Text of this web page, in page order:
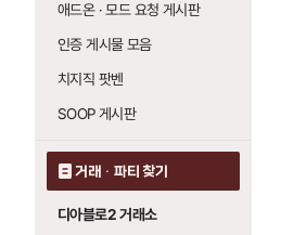
애드온 · 모드 요청 게시판
인증 게시물 모음
치지직 팟벤
SOOP 게시판
거래 · 파티 찾기
디아블로2 거래소